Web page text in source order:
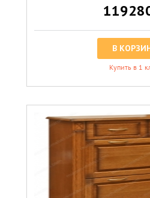
В
Купить в 1